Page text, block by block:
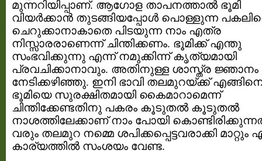
മുന്നറിയിപ്പാണ്. ആഗോള താപനത്താല്‍ ഭൂമി
വിയര്‍ക്കാന്‍ തുടങ്ങിയപ്പോള്‍ പൊള്ളുന്ന
ചെറുക്കാനാകാതെ പിടയുന്ന നാം എത്ര
നിസ്സാരരാണെന്ന് ചിന്തിക്കണം. ഭൂമിക്ക് എന്തു
സംഭവിക്കുന്നു എന്ന് നമുക്കിന്ന് കൃത്യമായി
പ്രവചിക്കാനാവും. അതിനുള്ള ശാസ്ത്ര ജ്ഞാനം
നേടിക്കഴിഞ്ഞു. ഇനി ഭാവി തലമുറയ്ക്ക്
ഭൂമിയെ സുരക്ഷിതമായി കൈമാറാമെന്ന്
ചിന്തിക്കേണ്ടതിനു പകരം കൂടുതല്‍ കൂടുതല്‍
നാശത്തിലേക്കാണ് നാം പോയി
വരും തലമുറ നമ്മെ ശപിക്കപ്പെട്ടവരാക്കി മാറ്റും
കാര്യത്തില്‍ സംശയം വേണ്ട.